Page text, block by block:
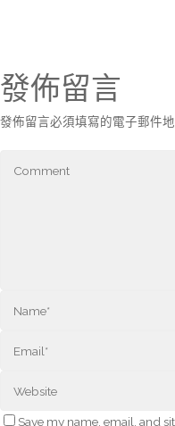
發佈留言
發佈留言必須填寫的電子郵件
Save my name, email, and